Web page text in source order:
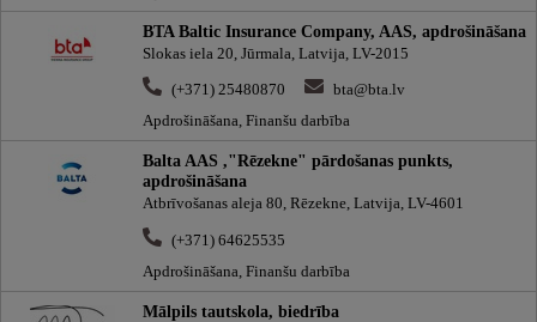
BTA Baltic Insurance Company, AAS, apdrošināšana
Slokas iela 20, Jūrmala, Latvija, LV-2015
(+371) 25480870
bta@bta.lv
Apdrošināšana, Finanšu darbība
Balta AAS ,"Rēzekne" pārdošanas punkts,
apdrošināšana
Atbrīvošanas aleja 80, Rēzekne, Latvija, LV-4601
(+371) 64625535
Apdrošināšana, Finanšu darbība
Mālpils tautskola, biedrība